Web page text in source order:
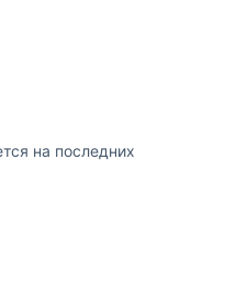
на последних